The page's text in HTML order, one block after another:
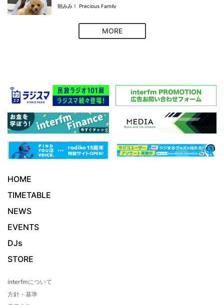
朝みみ！ Precious Family
MORE
HOME
TIMETABLE
NEWS
EVENTS
DJs
STORE
interfmについて
方針・基準